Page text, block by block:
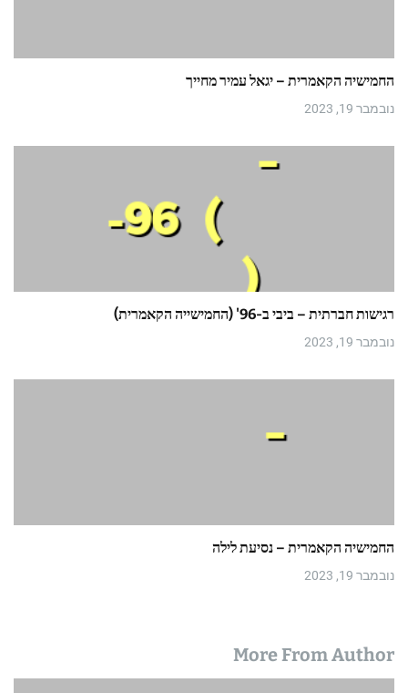
החמישיה הקאמרית – יגאל עמיר מחייך
נובמבר 19, 2023
רגישות חברתית – ביבי ב-96' (החמישייה הקאמרית)
נובמבר 19, 2023
החמישיה הקאמרית – נסיעת לילה
נובמבר 19, 2023
More From Author